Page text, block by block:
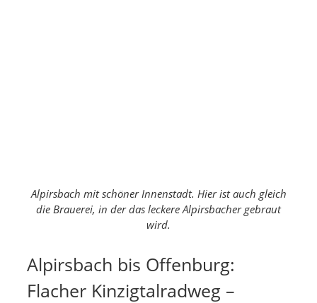
Alpirsbach mit schöner Innenstadt. Hier ist auch gleich
die Brauerei, in der das leckere Alpirsbacher gebraut
wird.
Alpirsbach bis Offenburg:
Flacher Kinzigtalradweg –